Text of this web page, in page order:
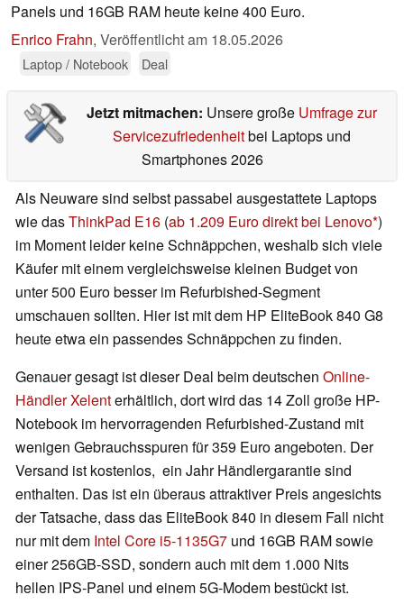
Panels und 16GB RAM heute keine 400 Euro.
Enrico Frahn, Veröffentlicht am 18.05.2026
Laptop / Notebook Deal
Jetzt mitmachen: Unsere große Umfrage zur
Servicezufriedenheitbei Laptops und
Smartphones 2026
Als Neuware sind selbst passabel ausgestattete Laptops
wie dasThinkPad E16 (ab 1.209 Euro direkt bei Lenovo )
im Moment leider keine Schnäppchen, weshalb sich viele
Käufer mit einem vergleichsweise kleinen Budget von
unter 500 Euro besser im Refurbished-Segment
umschauen sollten. Hier ist mit dem HP EliteBook 840 G8
heute etwa ein passendes Schnäppchen zu finden.
Genauer gesagt ist dieser Deal beim deutschen Online-
Händler Xelenterhältlich, dort wird das 14 Zoll große HP-
Notebook im hervorragenden Refurbished-Zustand mit
wenigen Gebrauchsspuren für 359 Euro angeboten. Der
Versand ist kostenlos, ein Jahr Händlergarantie sind
enthalten. Das ist ein überaus attraktiver Preis angesichts
der Tatsache, dass das EliteBook 840 in diesem Fall nicht
nur mit dem Intel Core i5-1135G7 und 16GB RAM sowie
einer 256GB-SSD, sondern auch mit dem 1.000 Nits
hellen IPS-Panel und einem 5G-Modem bestückt ist.